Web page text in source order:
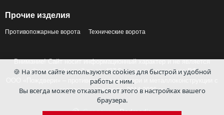
Прочие изделия
Противопожарные ворота Технические ворота
Внимание! Сайт носит информационный характер и не является
публичной офертой по ст. 437 Гражданского кодекса РФ.
ООО «Пождвери» – противопожарные двери и металлоконструкции с
завода-изготовителя, 2014-2026 гг.
Сделано вRedmedia
🍪 На этом сайте используются cookies для быстрой и удобной
работы с ним.
Вы всегда можете отказаться от этого в настройках вашего
браузера.